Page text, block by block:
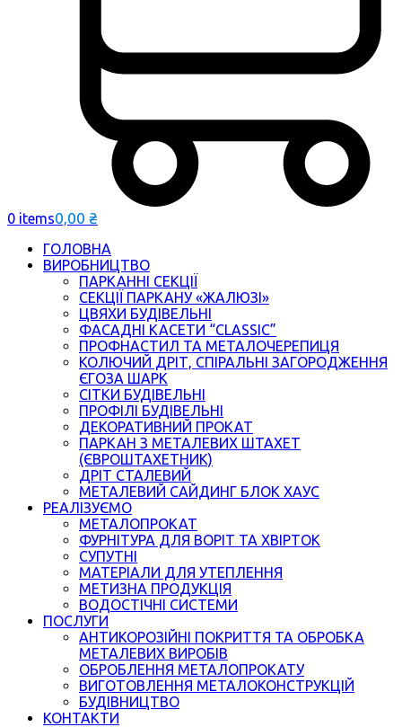
0 items0,00 ₴
ГОЛОВНА
ВИРОБНИЦТВО
ПАРКАННІ СЕКЦІЇ
СЕКЦІЇ ПАРКАНУ «ЖАЛЮЗІ»
ЦВЯХИ БУДІВЕЛЬНІ
ФАСАДНІ КАСЕТИ “CLASSIC”
ПРОФНАСТИЛ ТА МЕТАЛОЧЕРЕПИЦЯ
КОЛЮЧИЙ ДРІТ, СПІРАЛЬНІ ЗАГОРОДЖЕННЯ
ЄГОЗА ШАРК
СІТКИ БУДІВЕЛЬНІ
ПРОФІЛІ БУДІВЕЛЬНІ
ДЕКОРАТИВНИЙ ПРОКАТ
ПАРКАН З МЕТАЛЕВИХ ШТАХЕТ
(ЄВРОШТАХЕТНИК)
ДРІТ СТАЛЕВИЙ
МЕТАЛЕВИЙ САЙДИНГ БЛОК ХАУС
РЕАЛІЗУЄМО
МЕТАЛОПРОКАТ
ФУРНІТУРА ДЛЯ ВОРІТ ТА ХВІРТОК
СУПУТНІ
МАТЕРІАЛИ ДЛЯ УТЕПЛЕННЯ
МЕТИЗНА ПРОДУКЦІЯ
ВОДОСТІЧНІ СИСТЕМИ
ПОСЛУГИ
АНТИКОРОЗІЙНІ ПОКРИТТЯ ТА ОБРОБКА
МЕТАЛЕВИХ ВИРОБІВ
ОБРОБЛЕННЯ МЕТАЛОПРОКАТУ
ВИГОТОВЛЕННЯ МЕТАЛОКОНСТРУКЦІЙ
БУДІВНИЦТВО
КОНТАКТИ